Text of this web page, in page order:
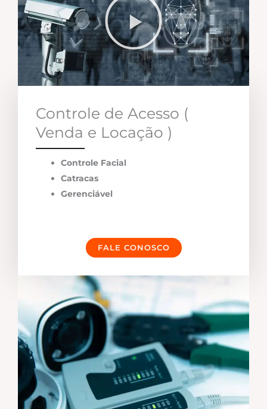
Controle de Acesso (
Venda e Locação )
Controle Facial
Catracas
Gerenciável
FALE CONOSCO